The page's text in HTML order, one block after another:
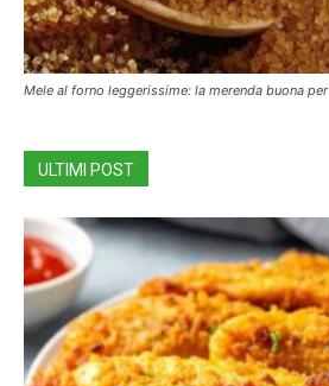
Mele al forno leggerissime: la merenda buona
ULTIMI POST